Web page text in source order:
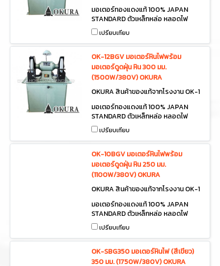
มอเตอร์ทองแดงแท้ 100% JAPAN
STANDARD ตัวเหล็กหล่อ หลอดไฟ
220V ต่อสายเข้า LINE + NEUTRAL
เพื่อใช้งาน HEAVY DUTY BENCH
GRINDER 380V WITH VACUUM
380V
เปรียบเทียบ
OK-12BGV มอเตอร์หินไฟพร้อม
มอเตอร์ดูดฝุ่น หิน 300 มม.
(1500W/380V) OKURA
OKURA สินค้าของแท้จากโรงงาน OK-1
มอเตอร์ทองแดงแท้ 100% JAPAN
STANDARD ตัวเหล็กหล่อ หลอดไฟ
220V ต่อสายเข้า LINE + NEUTRAL
เพื่อใช้งาน HEAVY DUTY BENCH
GRINDER 380V WITH VACUUM
380V
เปรียบเทียบ
OK-10BGV มอเตอร์หินไฟพร้อม
มอเตอร์ดูดฝุ่น หิน 250 มม.
(1100W/380V) OKURA
OKURA สินค้าของแท้จากโรงงาน OK-1
มอเตอร์ทองแดงแท้ 100% JAPAN
STANDARD ตัวเหล็กหล่อ หลอดไฟ
220V ต่อสายเข้า LINE + NEUTRAL
เพื่อใช้งาน HEAVY DUTY BENCH
GRINDER 380V WITH VACUUM
380V
เปรียบเทียบ
OK-SBG350 มอเตอร์หินไฟ (สีเขียว)
350 มม. (1750W/380V) OKURA